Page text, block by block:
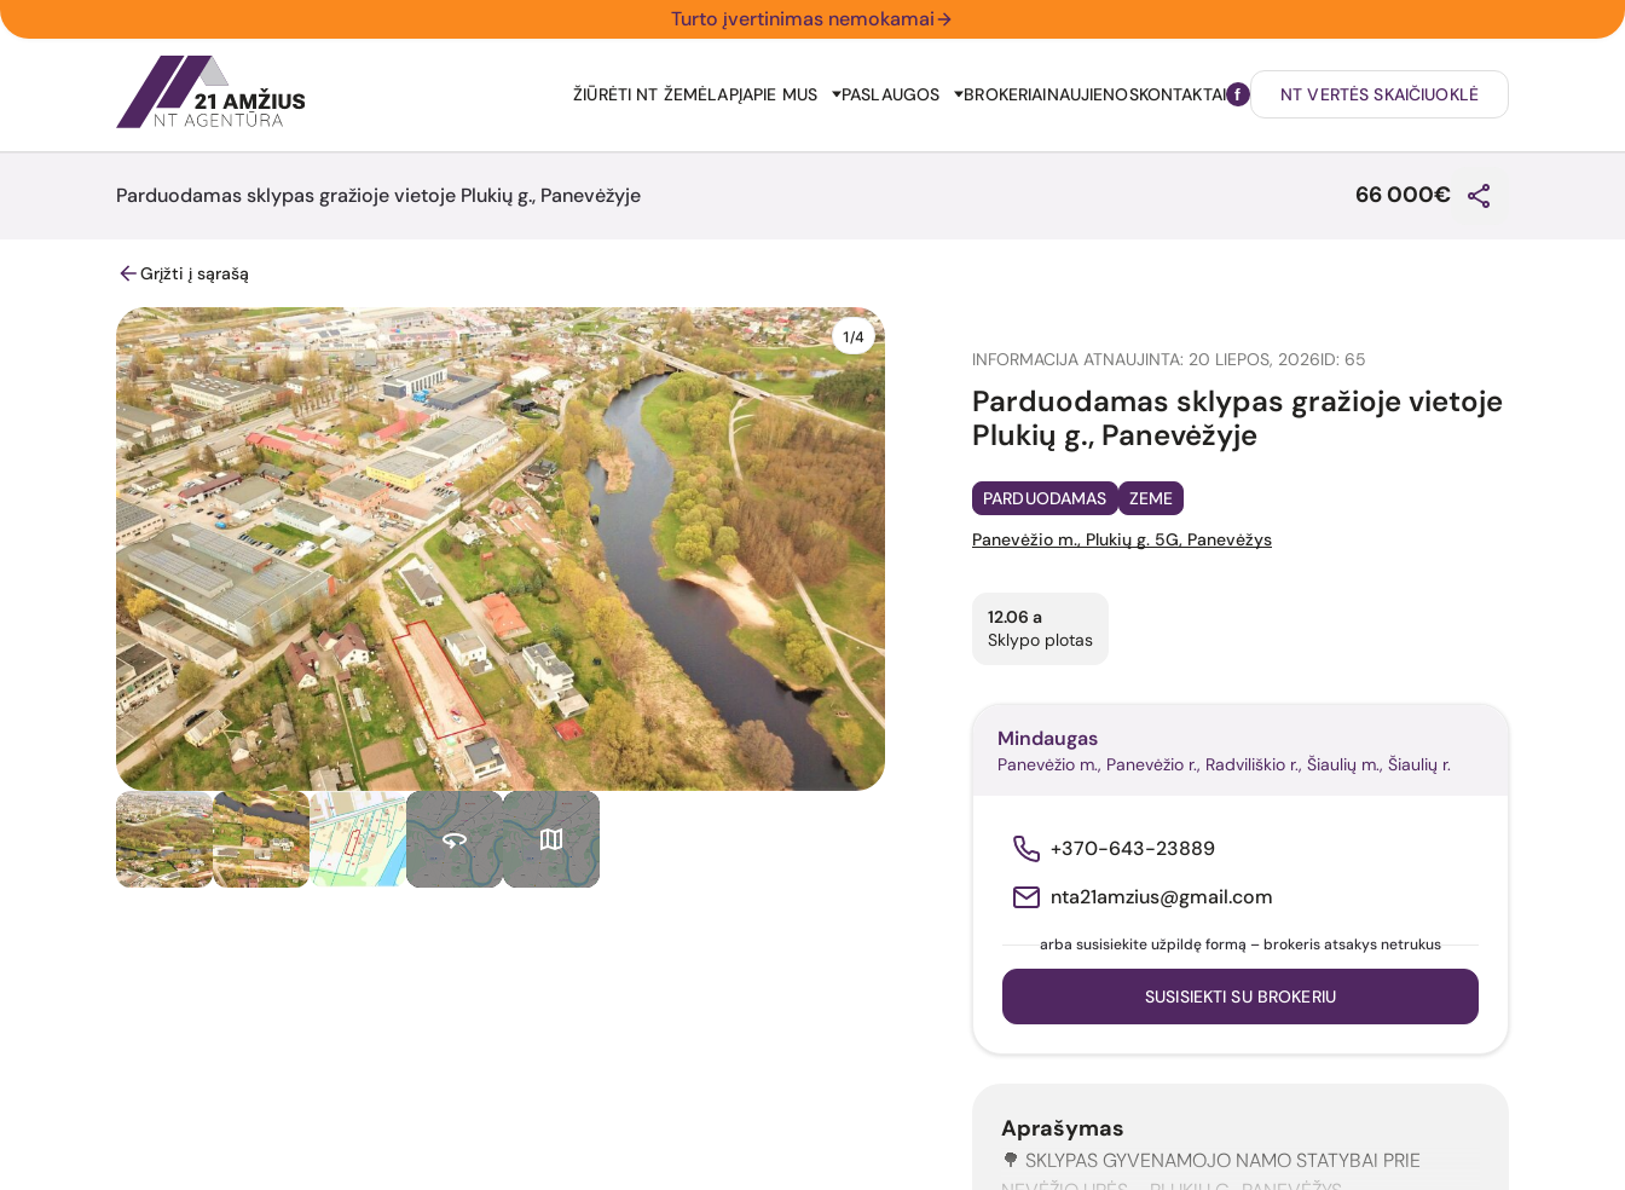
Turto įvertinimas nemokamai
ŽIŪRĖTI NT ŽEMĖLAPĮAPIE MUS PASLAUGOS BROKERIAINAUJIENOSKONTAKTAI NT VERTĖS SKAIČIUOKLĖ
Parduodamas sklypas gražioje vietoje Plukių g., Panevėžyje 66 000€
Grįžti į sąrašą
1/4
INFORMACIJA ATNAUJINTA: 20 LIEPOS, 2026ID: 65
Parduodamas sklypas gražioje vietoje
Plukių g., Panevėžyje
PARDUODAMAS
ZEME
Panevėžio m., Plukių g. 5G, Panevėžys
12.06 a
Sklypo plotas
Mindaugas
Panevėžio m., Panevėžio r., Radviliškio r., Šiaulių m., Šiaulių r.
+370-643-23889
nta21amzius@gmail.com
arba susisiekite užpildę formą – brokeris atsakys netrukus
SUSISIEKTI SU BROKERIU
Aprašymas
🌳 SKLYPAS GYVENAMOJO NAMO STATYBAI PRIE